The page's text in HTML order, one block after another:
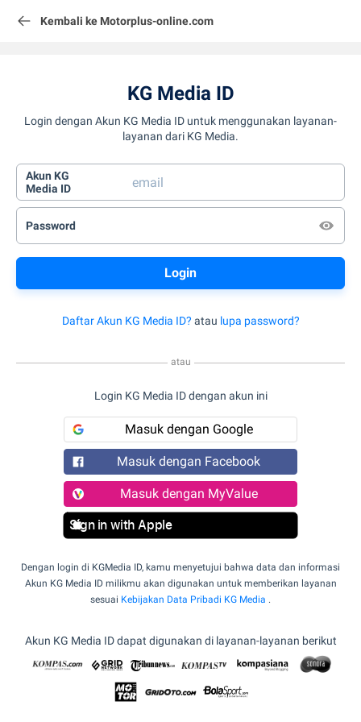
Kembali ke Motorplus-online.com
KG Media ID
Login dengan Akun KG Media ID untuk menggunakan layanan-
layanan dari KG Media.
Akun KG
Media ID
Password
Daftar Akun KG Media ID? atau lupa password?
atau
Login KG Media ID dengan akun ini
Masuk dengan Google
Masuk dengan Facebook
Masuk dengan MyValue
Sign in with Apple
Dengan login di KGMedia ID, kamu menyetujui bahwa data dan informasi
Akun KG Media ID milikmu akan digunakan untuk memberikan layanan
sesuai Kebijakan Data Pribadi KG Media .
Akun KG Media ID dapat digunakan di layanan-layanan berikut